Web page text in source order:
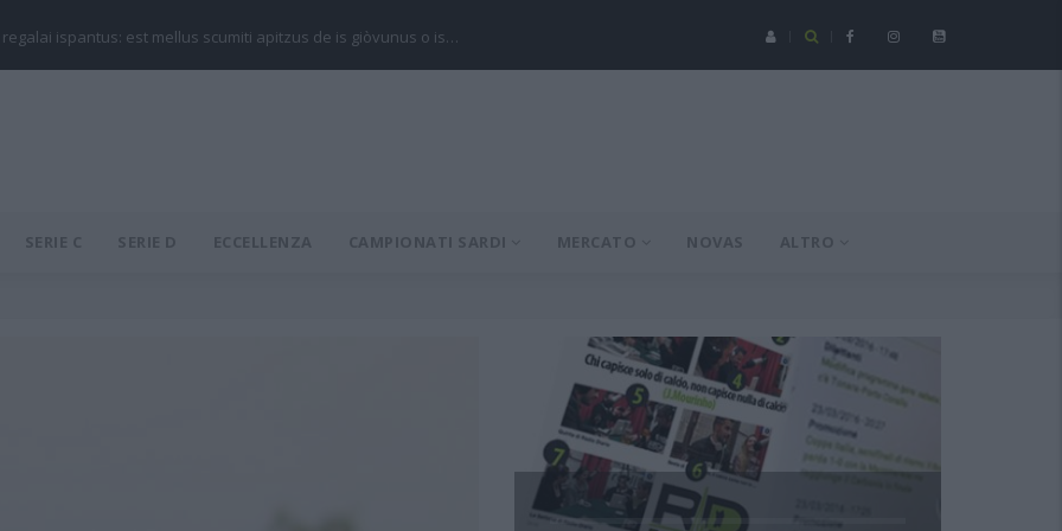
regalai ispantus: est mellus scumiti apitzus de is giòvunus o is… Serie C - Coppa Italia: Spezia-Torres posticipata a domenica 16
SERIE C SERIE D ECCELLENZA CAMPIONATI SARDI MERCATO NOVAS ALTRO